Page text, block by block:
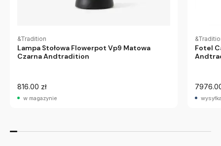
&Tradition
Lampa Stołowa Flowerpot Vp9 Matowa
Czarna Andtradition
816.00 zł
w magazynie
Fotel